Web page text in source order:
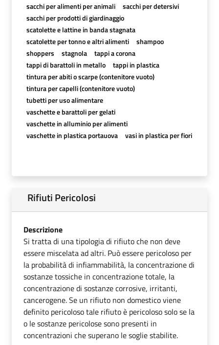
sacchi per alimenti per animali
sacchi per detersivi
sacchi per prodotti di giardinaggio
scatolette e lattine in banda stagnata
scatolette per tonno e altri alimenti
shampoo
shoppers
stagnola
tappi a corona
tappi di barattoli in metallo
tappi in plastica
tintura per abiti o scarpe (contenitore vuoto)
tintura per capelli (contenitore vuoto)
tubetti per uso alimentare
vaschette e barattoli per gelati
vaschette in alluminio per alimenti
vaschette in plastica portauova
vasi in plastica per fiori
Rifiuti Pericolosi
Descrizione
Si tratta di una tipologia di rifiuto che non deve
essere miscelata ad altri. Può essere pericoloso per
la probabilità di infiammabilità, la concentrazione di
sostanze tossiche in concentrazione totale, la
concentrazione di sostanze corrosive, irritanti,
cancerogene. Se un rifiuto non domestico viene
definito pericoloso tale rifiuto è pericoloso solo se la
o le sostanze pericolose sono presenti in
concentrazioni che superano le soglie stabilite.